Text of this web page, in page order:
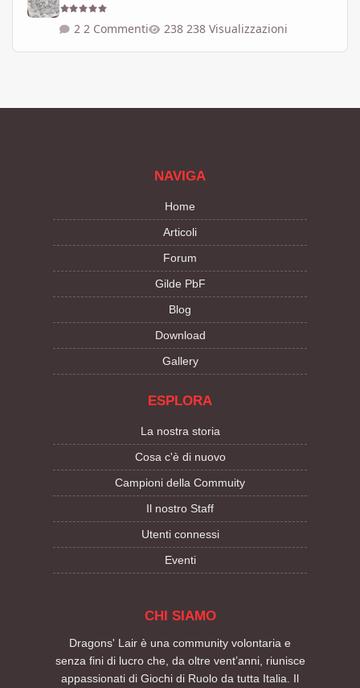
2 Commenti 238 Visualizzazioni
NAVIGA
Home
Articoli
Forum
Gilde PbF
Blog
Download
Gallery
ESPLORA
La nostra storia
Cosa c'è di nuovo
Campioni della Commuity
Il nostro Staff
Utenti connessi
Eventi
CHI SIAMO
Dragons' Lair è una community volontaria e
senza fini di lucro che, da oltre vent’anni, riunisce
appassionati di Giochi di Ruolo da tutta Italia. Il